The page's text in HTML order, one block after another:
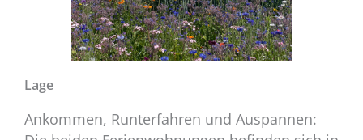
Lage
Ankommen, Runterfahren und Auspannen: